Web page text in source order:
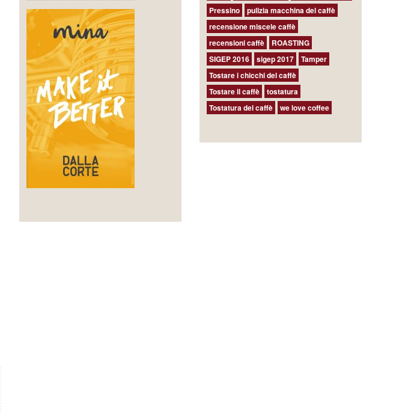
Pressino
pulizia macchina del caffè
recensione miscele caffè
recensioni caffè
ROASTING
SIGEP 2016
sigep 2017
Tamper
Tostare i chicchi del caffè
Tostare il caffè
tostatura
Tostatura del caffè
we love coffee